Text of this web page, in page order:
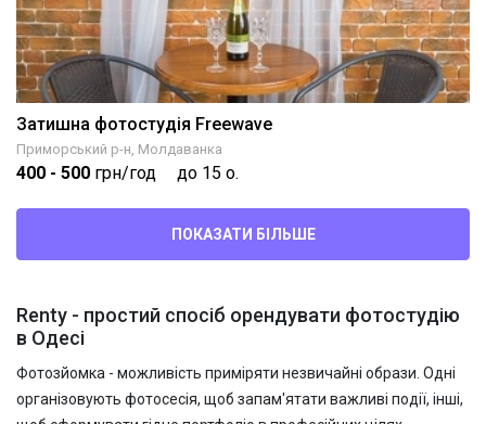
Затишна фотостудія Freewave
Приморський р-н, Молдаванка
400 - 500 грн/год до 15 о.
ПОКАЗАТИ БІЛЬШЕ
Renty - простий спосіб орендувати фотостудію
в Одесі
Фотозйомка - можливість приміряти незвичайні образи. Одні
організовують фотосесія, щоб запам'ятати важливі події, інші,